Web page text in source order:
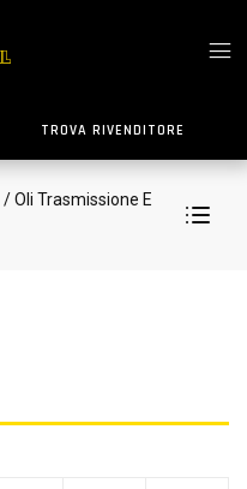
TROVA RIVENDITORE
/ Oli Trasmissione E